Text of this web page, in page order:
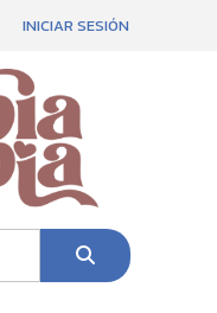
INICIAR SESIÓN